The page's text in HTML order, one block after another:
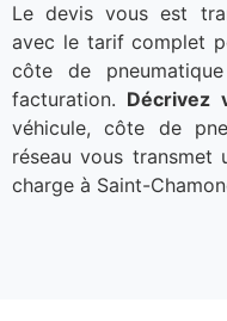
Le devis vous est
avec le tarif complet
côte de
facturation. Décrivez
véhicule, côte de
réseau vous transmet
charge à Saint-